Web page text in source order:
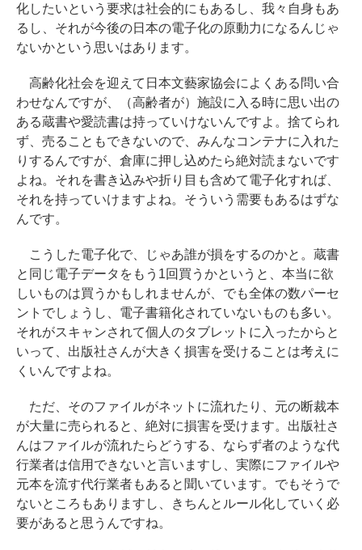
化したいという要求は社会的にもあるし、我々自身もあ
るし、それが今後の日本の電子化の原動力になるんじゃ
ないかという思いはあります。
高齢化社会を迎えて日本文藝家協会によくある問い合
わせなんですが、（高齢者が）施設に入る時に思い出の
ある蔵書や愛読書は持っていけないんですよ。捨てられ
ず、売ることもできないので、みんなコンテナに入れた
りするんですが、倉庫に押し込めたら絶対読まないです
よね。それを書き込みや折り目も含めて電子化すれば、
それを持っていけますよね。そういう需要もあるはずな
んです。
こうした電子化で、じゃあ誰が損をするのかと。蔵書
と同じ電子データをもう1回買うかというと、本当に欲
しいものは買うかもしれませんが、でも全体の数パーセ
ントでしょうし、電子書籍化されていないものも多い。
それがスキャンされて個人のタブレットに入ったからと
いって、出版社さんが大きく損害を受けることは考えに
くいんですよね。
ただ、そのファイルがネットに流れたり、元の断裁本
が大量に売られると、絶対に損害を受けます。出版社さ
んはファイルが流れたらどうする、ならず者のような代
行業者は信用できないと言いますし、実際にファイルや
元本を流す代行業者もあると聞いています。でもそうで
ないところもありますし、きちんとルール化していく必
要があると思うんですね。